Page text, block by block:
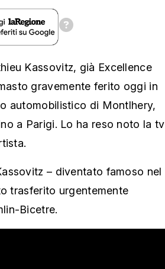
Kassovitz, già Excellence
gravemente ferito oggi in
automobilistico di Montlhery,
a Parigi. Lo ha reso noto la tv
– diventato famoso nel
trasferito urgentemente
Bicetre.